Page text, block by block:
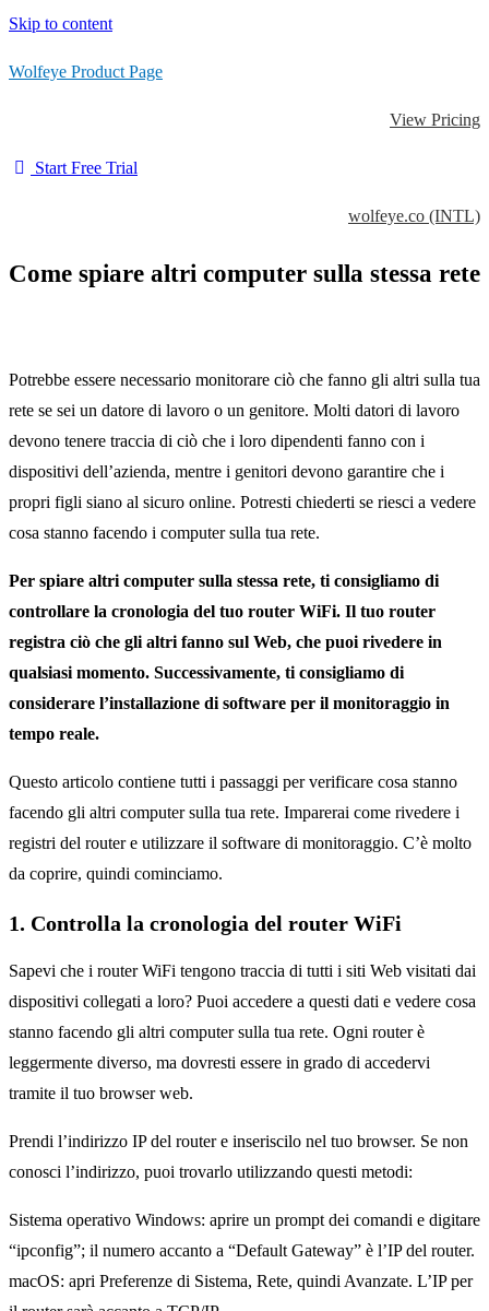
Skip to content
Wolfeye Product Page
View Pricing
Start Free Trial
wolfeye.co (INTL)
Come spiare altri computer sulla stessa rete
Potrebbe essere necessario monitorare ciò che fanno gli altri sulla tua
rete se sei un datore di lavoro o un genitore. Molti datori di lavoro
devono tenere traccia di ciò che i loro dipendenti fanno con i
dispositivi dell’azienda, mentre i genitori devono garantire che i
propri figli siano al sicuro online. Potresti chiederti se riesci a vedere
cosa stanno facendo i computer sulla tua rete.
Per spiare altri computer sulla stessa rete, ti consigliamo di
controllare la cronologia del tuo router WiFi. Il tuo router
registra ciò che gli altri fanno sul Web, che puoi rivedere in
qualsiasi momento. Successivamente, ti consigliamo di
considerare l’installazione di software per il monitoraggio in
tempo reale.
Questo articolo contiene tutti i passaggi per verificare cosa stanno
facendo gli altri computer sulla tua rete. Imparerai come rivedere i
registri del router e utilizzare il software di monitoraggio. C’è molto
da coprire, quindi cominciamo.
1. Controlla la cronologia del router WiFi
Sapevi che i router WiFi tengono traccia di tutti i siti Web visitati dai
dispositivi collegati a loro? Puoi accedere a questi dati e vedere cosa
stanno facendo gli altri computer sulla tua rete. Ogni router è
leggermente diverso, ma dovresti essere in grado di accedervi
tramite il tuo browser web.
Prendi l’indirizzo IP del router e inseriscilo nel tuo browser. Se non
conosci l’indirizzo, puoi trovarlo utilizzando questi metodi:
Sistema operativo Windows: aprire un prompt dei comandi e digitare
“ipconfig”; il numero accanto a “Default Gateway” è l’IP del router.
macOS: apri Preferenze di Sistema, Rete, quindi Avanzate. L’IP per